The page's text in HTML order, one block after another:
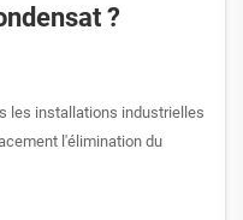
?
les installations industrielles
l'élimination du
et une température de
à flotteur représente l'une